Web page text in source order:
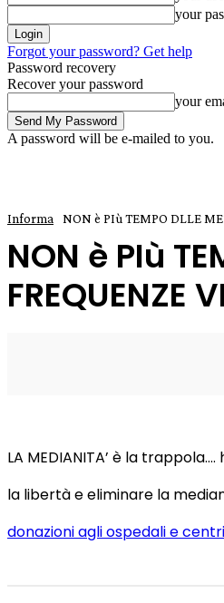
your
Forgot your password? Get help
Password recovery
Recover your password
your
A password will be e-mailed to you.
Informa NON è PIù TEMPO DLLE
NON è PIù
FREQUENZE
LA MEDIANITA’ è la
la libertà e eliminare la
donazioni agli ospedali e